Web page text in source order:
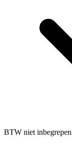
BTW niet inbegrepen